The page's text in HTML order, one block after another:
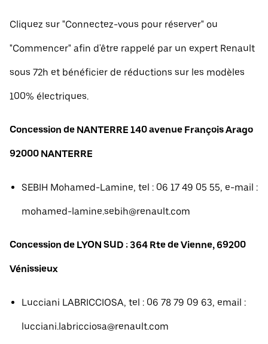
Cliquez sur "Connectez-vous pour réserver" ou
"Commencer" afin d'être rappelé par un expert Renault
sous 72h et bénéficier de réductions sur les modèles
100% électriques.
Concession de NANTERRE 140 avenue François Arago
92000 NANTERRE
SEBIH Mohamed-Lamine, tel : 06 17 49 05 55, e-mail :
mohamed-lamine.sebih@renault.com
Concession de LYON SUD : 364 Rte de Vienne, 69200
Vénissieux
Lucciani LABRICCIOSA, tel : 06 78 79 09 63, email :
lucciani.labricciosa@renault.com